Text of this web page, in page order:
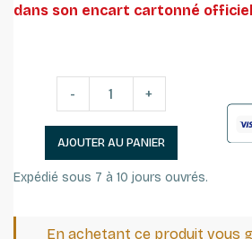
dans son encart cartonné
- +
AJOUTER AU PANIER
Expédié sous 7 à 10 jours ouvrés.
En achetant ce produit vous